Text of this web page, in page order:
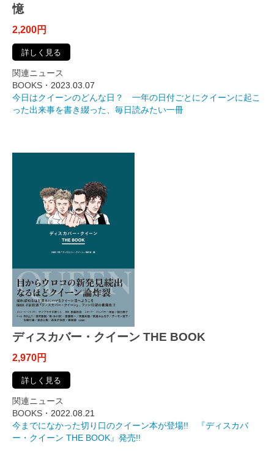
憶
2,200円
詳しく見る
関連ニュース
BOOKS・ 2023.03.07
今日はクイーンのどんな日？ 一年の日付ごとにクイーンに起こ
った出来事を書き綴った、毎日読みたい一冊
ディスカバー・クイーン THE BOOK
2,970円
詳しく見る
関連ニュース
BOOKS・ 2022.08.21
今までになかった切り口のクイーン本が登場!! 『ディスカバ
ー・クイーン THE BOOK』発売!!